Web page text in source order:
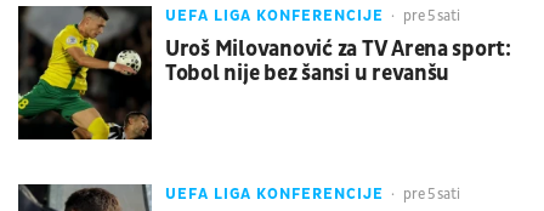
UEFA LIGA KONFERENCIJE pre 5 sati
Uroš Milovanović za TV Arena sport:
Tobol nije bez šansi u revanšu
UEFA LIGA KONFERENCIJE pre 5 sati